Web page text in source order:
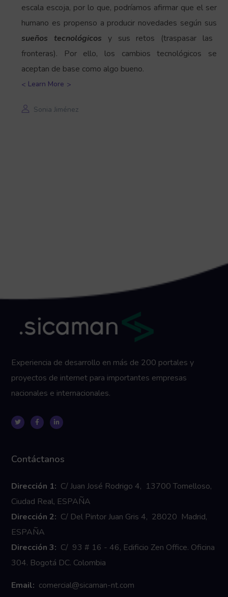
escala escoja, por lo que, podríamos afirmar que el ser
humano es propenso a producir novedades según sus
sueños tecnológicos y sus retos (traspasar las
fronteras). Por ello, los cambios tecnológicos se
aceptan de base como algo bueno.
Learn More
Sonia Jiménez
Experiencia de desarrollo en más de 200 portales y
proyectos de internet para importantes empresas
nacionales e internacionales.
Contáctanos
Dirección 1: C/ Juan José Rodrigo 4, 13700 Tomelloso,
Ciudad Real, ESPAÑA
Dirección 2: C/ Del Pintor Juan Gris 4, 28020 Madrid,
ESPAÑA
Dirección 3: C/ 93 # 16 - 46, Edificio Zen Office. Oficina
304. Bogotá DC. Colombia
Email: comercial@sicaman-nt.com